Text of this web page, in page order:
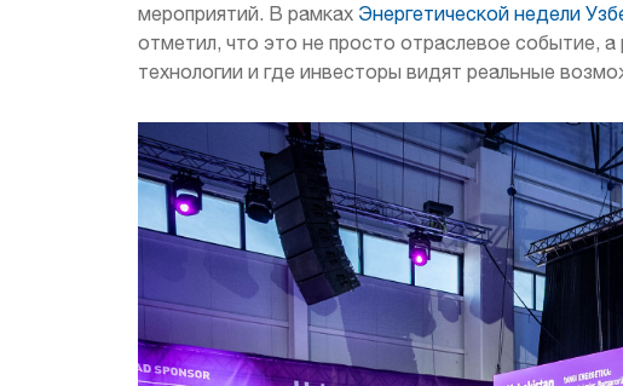
мероприятий. В рамках Энергетической недели
отметил, что это не просто отраслевое событие,
технологии и где инвесторы видят реальные